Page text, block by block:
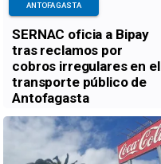
SERNAC oficia a Bipay
tras reclamos por
cobros irregulares en el
transporte público de
Antofagasta
ANTOFAGASTA